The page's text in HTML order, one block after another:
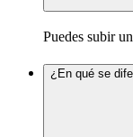
Puedes subir
¿En qué se